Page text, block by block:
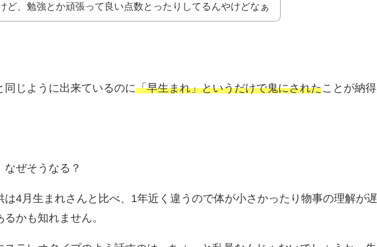
ど、勉強とか頑張って良い点数とったりしてるんやけどなぁ
同じように出来ているのに「早生まれ」というだけで鬼にされたことが納得
ぜそうなる？
は4月生まれさんと比べ、1年近く違うので体が小さかったり物事の理解が遅
かも知れません。